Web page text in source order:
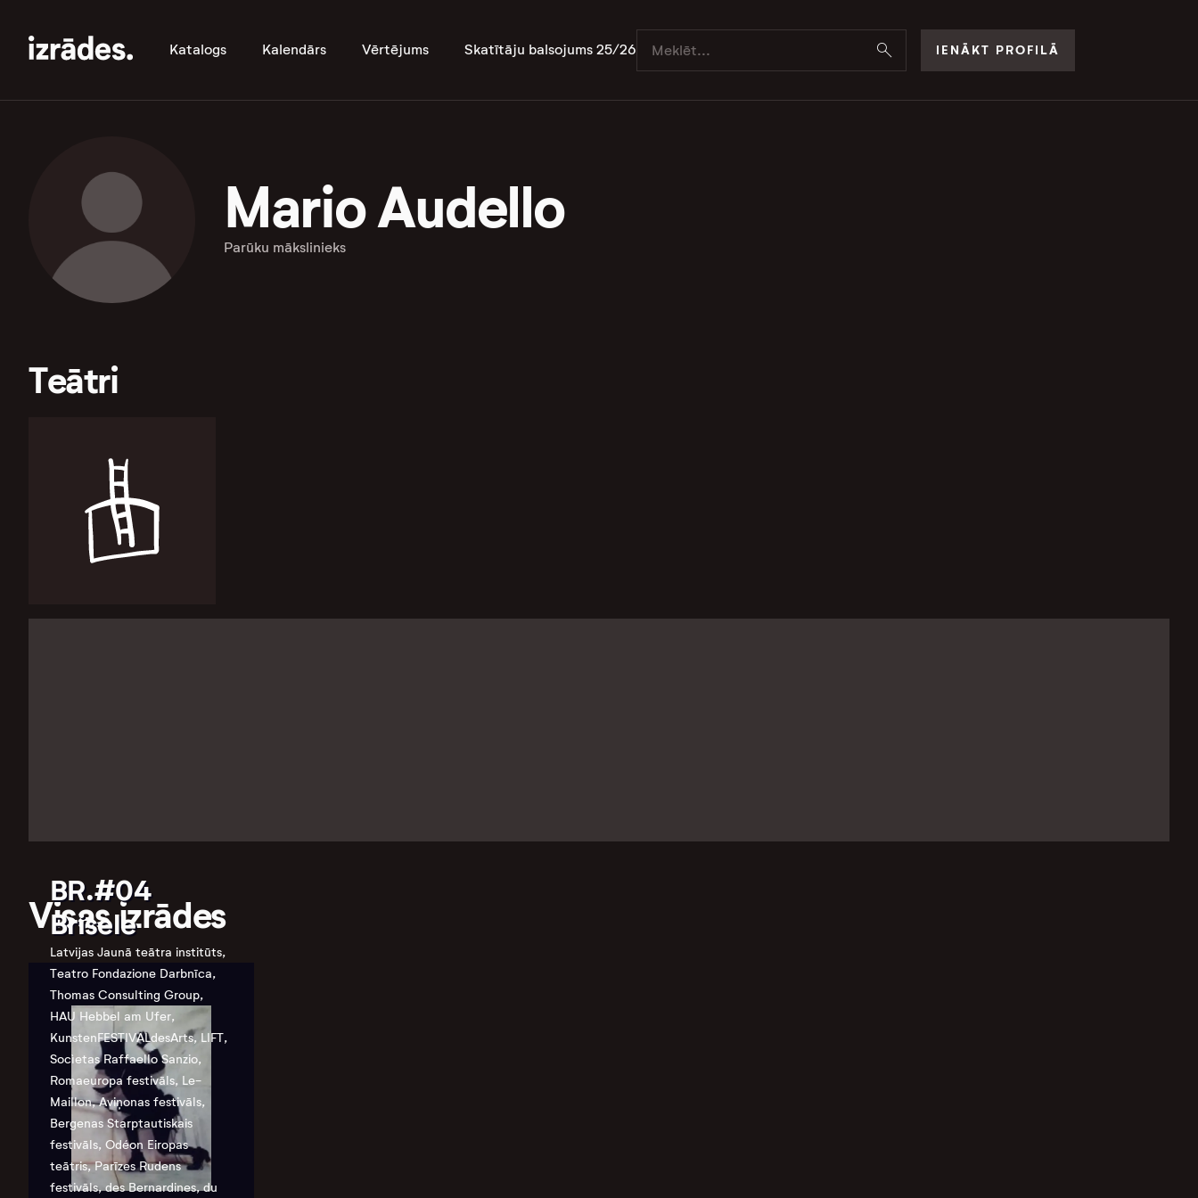
Katalogs Kalendārs Vērtējums Skatītāju balsojums 25/26 IENĀKT PROFILĀ
Mario Audello
Parūku mākslinieks
Teātri
Visas izrādes
BR.#04
Brisele
Latvijas Jaunā teātra institūts,
Teatro Fondazione Darbnīca,
Thomas Consulting Group,
HAU Hebbel am Ufer,
KunstenFESTIVALdesArts, LIFT,
Socìetas Raffaello Sanzio,
Romaeuropa festivāls, Le-
Maillon, Aviņonas festivāls,
Bergenas Starptautiskais
festivāls, Odéon Eiropas
teātris, Parīzes Rudens
festivāls, des Bernardines, du